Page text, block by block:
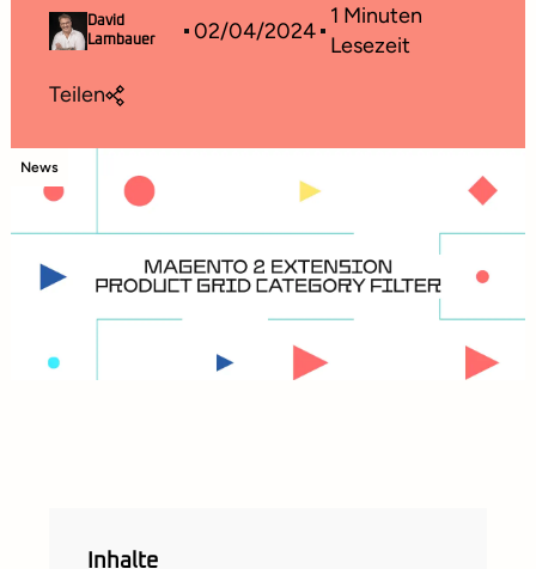
David
Lambauer
02/04/2024
1 Minuten
Lesezeit
Teilen
News
Inhalte